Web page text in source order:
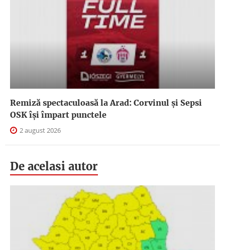
Remiză spectaculoasă la Arad: Corvinul și Sepsi
OSK îşi împart punctele
2 august 2026
De acelasi autor